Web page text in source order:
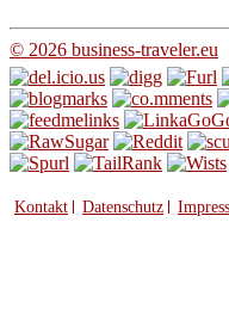
© 2026 business-traveler.eu
Kontakt Datenschutz